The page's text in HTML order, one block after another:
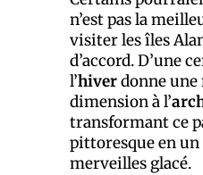
n’est pas la
visiter les îles
d’accord. D’une
l’hiverdonne une
dimension à l’
transformant ce
pittoresque en un
merveilles glacé.